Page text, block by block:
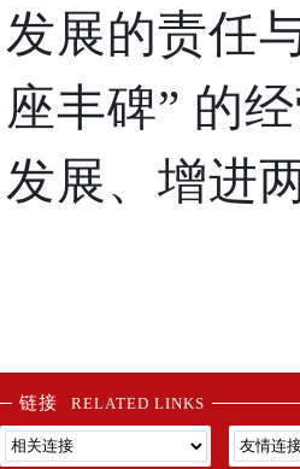
发展的责任
座丰碑” 的
发展、增进
链接 RELATED LINKS